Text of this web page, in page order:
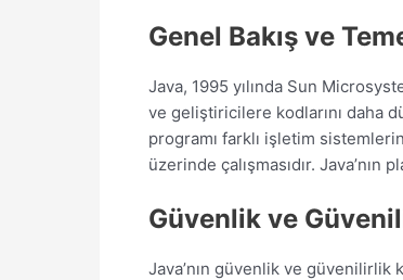
Genel Bakış ve
Java, 1995 yılında Sun
ve geliştiricilere kodlarını daha
programı farklı işletim
üzerinde çalışmasıdır.
Güvenlik ve
Java’nın güvenlik ve